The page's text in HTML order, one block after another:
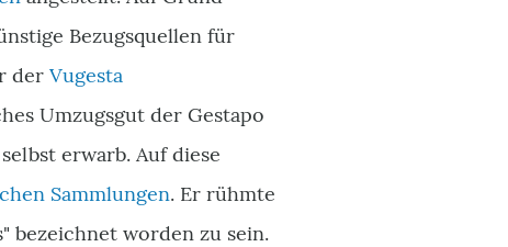
Bezugsquellen für
der Vugesta
Umzugsgut der Gestapo
erwarb. Auf diese
Sammlungen. Er rühmte
bezeichnet worden zu sein.